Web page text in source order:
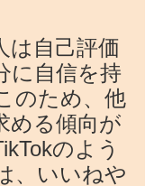
は自己評価
に自信を持
のため、他
める傾向が
のよう
、いいねや